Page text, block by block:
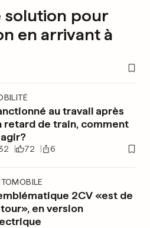
solution pour
en arrivant à
au travail après
retard de train, comment
72 6
2CV «est de
en version